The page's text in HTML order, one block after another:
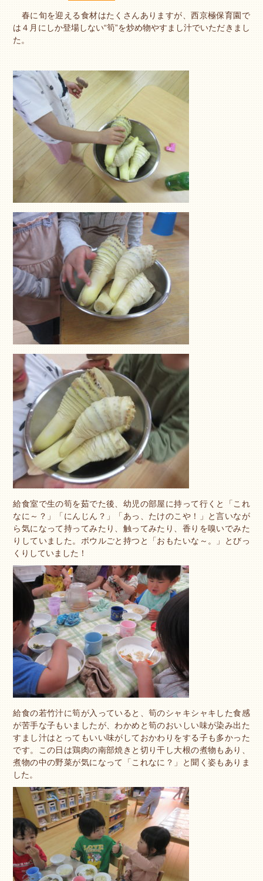
春に旬を迎える食材はたくさんありますが、西京極保育園で
は４月にしか登場しない“筍”を炒め物やすまし汁でいただきまし
た。
給食室で生の筍を茹でた後、幼児の部屋に持って行くと「これ
なに～？」「にんじん？」「あっ、たけのこや！」と言いなが
ら気になって持ってみたり、触ってみたり、香りを嗅いでみた
りしていました。ボウルごと持つと「おもたいな～。」とびっ
くりしていました！
給食の若竹汁に筍が入っていると、筍のシャキシャキした食感
が苦手な子もいましたが、わかめと筍のおいしい味が染み出た
すまし汁はとってもいい味がしておかわりをする子も多かった
です。この日は鶏肉の南部焼きと切り干し大根の煮物もあり、
煮物の中の野菜が気になって「これなに？」と聞く姿もありま
した。